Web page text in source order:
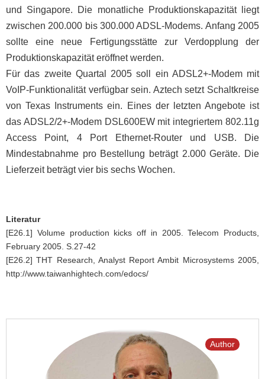
und Singapore. Die monatliche Produktionskapazität liegt
zwischen 200.000 bis 300.000 ADSL-Modems. Anfang 2005
sollte eine neue Fertigungsstätte zur Verdopplung der
Produktionskapazität eröffnet werden.
Für das zweite Quartal 2005 soll ein ADSL2+-Modem mit
VoIP-Funktionalität verfügbar sein. Aztech setzt Schaltkreise
von Texas Instruments ein. Eines der letzten Angebote ist
das ADSL2/2+-Modem DSL600EW mit integriertem 802.11g
Access Point, 4 Port Ethernet-Router und USB. Die
Mindestabnahme pro Bestellung beträgt 2.000 Geräte. Die
Lieferzeit beträgt vier bis sechs Wochen.
Literatur
[E26.1] Volume production kicks off in 2005. Telecom Products,
February 2005. S.27-42
[E26.2] THT Research, Analyst Report Ambit Microsystems 2005,
http://www.taiwanhightech.com/edocs/
Author